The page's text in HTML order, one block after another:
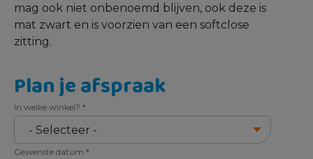
mag ook niet onbenoemd blijven, ook deze is
mat zwart en is voorzien van een softclose
zitting.
Plan je afspraak
In welke winkel? *
Gewenste datum *